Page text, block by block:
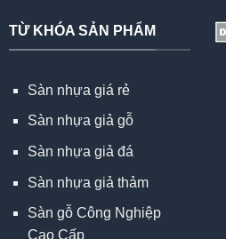
TỪ KHÓA SẢN PHẨM
Sàn nhựa giá rẻ
Sàn nhựa giả gỗ
Sàn nhựa giả đá
Sàn nhựa giả thảm
Sàn gỗ Công Nghiệp
Cao Cấp